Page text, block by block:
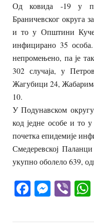
Од ковида -19 у
Браничевског округа
и то у Општини
инфицирано 35
непромењено, па је
302 случаја, у
Жагубици 24,
10.
У Подунавском округу
код једне особе и то
почетка епидемије
Смедеревској
укупно оболело 639,
Facebook